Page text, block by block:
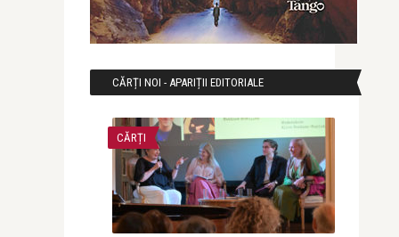
CĂRȚI NOI - APARIȚII EDITORIALE
CĂRȚI